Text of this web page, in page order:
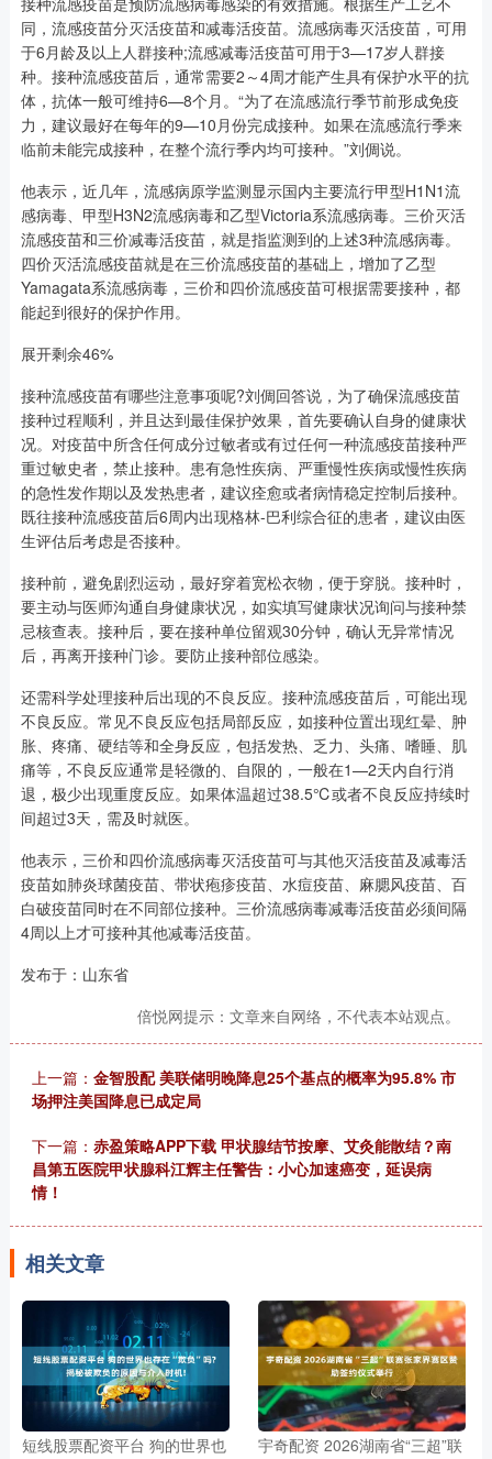
同，流感疫苗分灭活疫苗和减毒活疫苗。流感病毒灭活疫苗，可用
于6月龄及以上人群接种;流感减毒活疫苗可用于3—17岁人群接
种。接种流感疫苗后，通常需要2～4周才能产生具有保护水平的抗
体，抗体一般可维持6—8个月。“为了在流感流行季节前形成免疫
力，建议最好在每年的9—10月份完成接种。如果在流感流行季来
临前未能完成接种，在整个流行季内均可接种。”刘倜说。
他表示，近几年，流感病原学监测显示国内主要流行甲型H1N1流
感病毒、甲型H3N2流感病毒和乙型Victoria系流感病毒。三价灭活
流感疫苗和三价减毒活疫苗，就是指监测到的上述3种流感病毒。
四价灭活流感疫苗就是在三价流感疫苗的基础上，增加了乙型
Yamagata系流感病毒，三价和四价流感疫苗可根据需要接种，都
能起到很好的保护作用。
展开剩余46%
接种流感疫苗有哪些注意事项呢?刘倜回答说，为了确保流感疫苗
接种过程顺利，并且达到最佳保护效果，首先要确认自身的健康状
况。对疫苗中所含任何成分过敏者或有过任何一种流感疫苗接种严
重过敏史者，禁止接种。患有急性疾病、严重慢性疾病或慢性疾病
的急性发作期以及发热患者，建议痊愈或者病情稳定控制后接种。
既往接种流感疫苗后6周内出现格林-巴利综合征的患者，建议由医
生评估后考虑是否接种。
接种前，避免剧烈运动，最好穿着宽松衣物，便于穿脱。接种时，
要主动与医师沟通自身健康状况，如实填写健康状况询问与接种禁
忌核查表。接种后，要在接种单位留观30分钟，确认无异常情况
后，再离开接种门诊。要防止接种部位感染。
还需科学处理接种后出现的不良反应。接种流感疫苗后，可能出现
不良反应。常见不良反应包括局部反应，如接种位置出现红晕、肿
胀、疼痛、硬结等和全身反应，包括发热、乏力、头痛、嗜睡、肌
痛等，不良反应通常是轻微的、自限的，一般在1—2天内自行消
退，极少出现重度反应。如果体温超过38.5℃或者不良反应持续时
间超过3天，需及时就医。
他表示，三价和四价流感病毒灭活疫苗可与其他灭活疫苗及减毒活
疫苗如肺炎球菌疫苗、带状疱疹疫苗、水痘疫苗、麻腮风疫苗、百
白破疫苗同时在不同部位接种。三价流感病毒减毒活疫苗必须间隔
4周以上才可接种其他减毒活疫苗。
发布于：山东省
倍悦网提示：文章来自网络，不代表本站观点。
上一篇： 金智股配 美联储明晚降息25个基点的概率为95.8% 市
场押注美国降息已成定局
下一篇： 赤盈策略APP下载 甲状腺结节按摩、艾灸能散结？南
昌第五医院甲状腺科江辉主任警告：小心加速癌变，延误病
情！
相关文章
短线股票配资平台 狗的世界也
宇奇配资 2026湖南省“三超”联